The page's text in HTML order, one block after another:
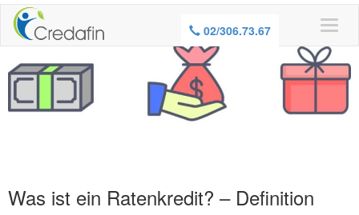
02/306.73.67
Was ist ein Ratenkredit? – Definition